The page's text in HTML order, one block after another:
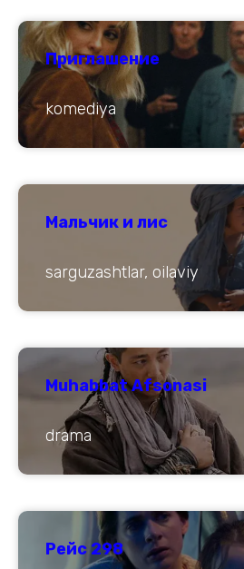
Приглашение
komediya
Мальчик и лис
sarguzashtlar, oilaviy
Muhabbat Afsonasi
drama
Рейс 298